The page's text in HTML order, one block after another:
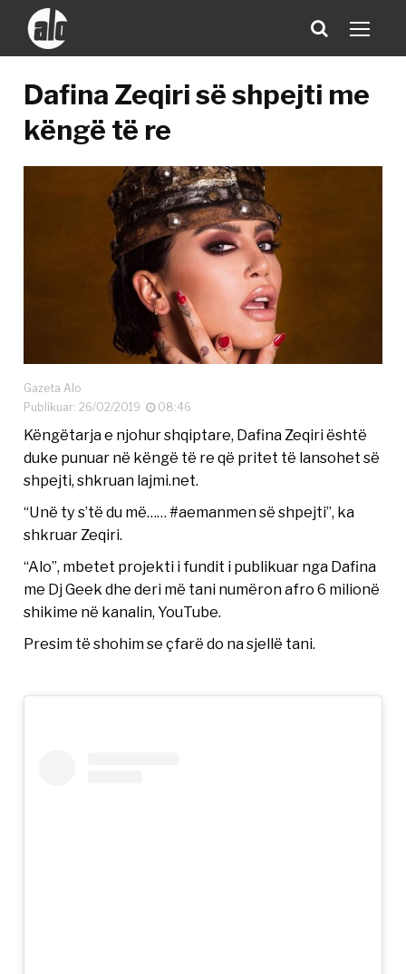
Dafina Zeqiri së shpejti me
këngë të re
Gazeta Alo
Publikuar: 26/02/2019
08:46
Këngëtarja e njohur shqiptare, Dafina Zeqiri është
duke punuar në këngë të re që pritet të lansohet së
shpejti, shkruan lajmi.net.
“Unë ty s’të du më…… #aemanmen së shpejti”, ka
shkruar Zeqiri.
“Alo”, mbetet projekti i fundit i publikuar nga Dafina
me Dj Geek dhe deri më tani numëron afro 6 milionë
shikime në kanalin, YouTube.
Presim të shohim se çfarë do na sjellë tani.